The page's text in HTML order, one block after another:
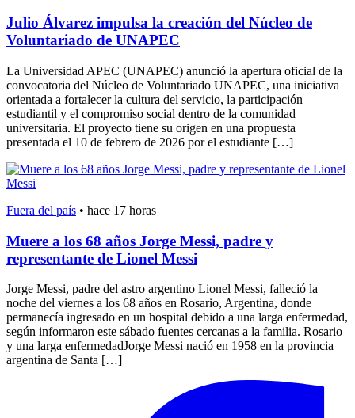
Julio Álvarez impulsa la creación del Núcleo de
Voluntariado de UNAPEC
La Universidad APEC (UNAPEC) anunció la apertura oficial de la
convocatoria del Núcleo de Voluntariado UNAPEC, una iniciativa
orientada a fortalecer la cultura del servicio, la participación
estudiantil y el compromiso social dentro de la comunidad
universitaria. El proyecto tiene su origen en una propuesta
presentada el 10 de febrero de 2026 por el estudiante […]
Fuera del país • hace 17 horas
Muere a los 68 años Jorge Messi, padre y
representante de Lionel Messi
Jorge Messi, padre del astro argentino Lionel Messi, falleció la
noche del viernes a los 68 años en Rosario, Argentina, donde
permanecía ingresado en un hospital debido a una larga enfermedad,
según informaron este sábado fuentes cercanas a la familia. Rosario
y una larga enfermedadJorge Messi nació en 1958 en la provincia
argentina de Santa […]